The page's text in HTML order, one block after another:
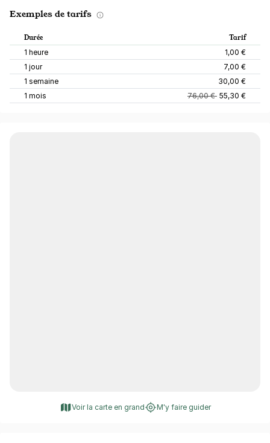
Exemples de tarifs
Durée Tarif
1 heure
1,00 €
1 jour
7,00 €
1 semaine
30,00 €
1 mois
76,00 € 55,30 €
Voir la carte en grand M'y faire guider